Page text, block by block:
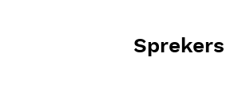
Sprekers